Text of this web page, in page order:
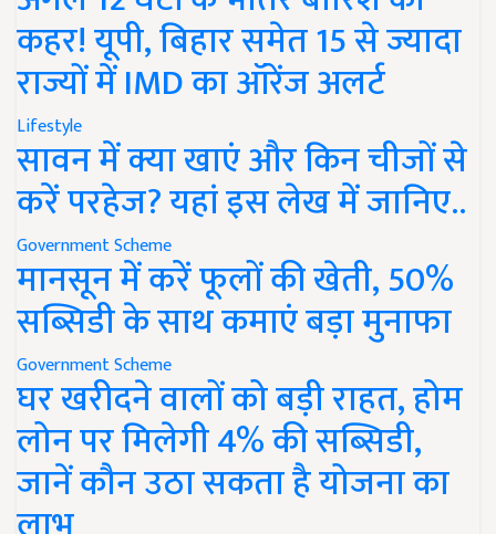
कहर! यूपी, बिहार समेत 15 से ज्यादा
राज्यों में IMD का ऑरेंज अलर्ट
Lifestyle
सावन में क्या खाएं और किन चीजों से
करें परहेज? यहां इस लेख में जानिए..
Government Scheme
मानसून में करें फूलों की खेती, 50%
सब्सिडी के साथ कमाएं बड़ा मुनाफा
Government Scheme
घर खरीदने वालों को बड़ी राहत, होम
लोन पर मिलेगी 4% की सब्सिडी,
जानें कौन उठा सकता है योजना का